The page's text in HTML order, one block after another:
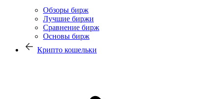
Обзоры бирж
Лучшие биржи
Сравнение бирж
Основы бирж
Крипто кошельки